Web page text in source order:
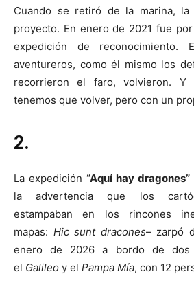
Cuando se retiró de la marina,
proyecto. En enero de 2021 fue
expedición de reconocimiento.
aventureros, como él mismo los
recorrieron el faro, volvieron. Y
tenemos que volver, pero con un
2.
La expedición “Aquí hay dragones”
la advertencia que los
estampaban en los rincones
mapas: Hic sunt dracones– zarpó
enero de 2026 a bordo de dos
el Galileo y el Pampa Mía, con 12